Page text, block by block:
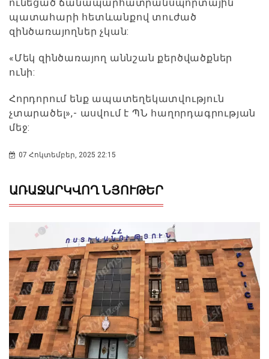
ունեցած ճանապարհատրանսպորտային
պատահարի հետևանքով տուժած
զինծառայողներ չկան:
«Մեկ զինծառայող աննշան քերծվածքներ
ունի:
Հորդորում ենք ապատեղեկատվություն
չտարածել»,- ասվում է ՊՆ հաղորդագրության
մեջ:
07 Հոկտեմբեր, 2025 22:15
ԱՌԱՋԱՐԿՎՈՂ ՆՅՈՒԹԵՐ